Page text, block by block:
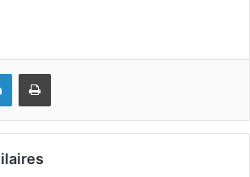
LinkedinImprimer